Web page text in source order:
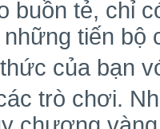
buồn tẻ, chỉ
tiến bộ
của bạn
trò chơi.